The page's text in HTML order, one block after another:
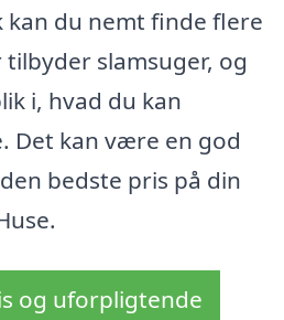
kan du nemt finde flere
slamsuger, og
i, hvad du kan
Det kan være en god
bedste pris på din
og uforpligtende